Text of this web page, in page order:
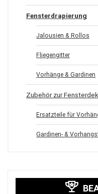
Fensterdrapierung
Jalousien & Rollos
Fliegengitter
Vorhänge & Gardinen
Zubehör zur
Ersatzteile für
Gardinen- &